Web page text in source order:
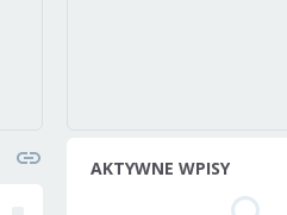
AKTYWNE WPISY